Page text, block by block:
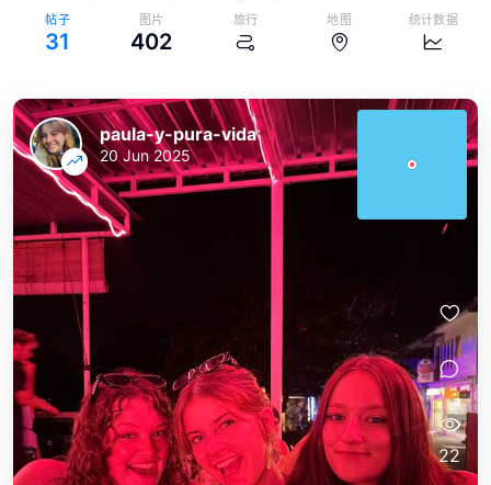
帖子
31
图片
402
旅行 地图 统计数据
paula-y-pura-vida
20 Jun 2025
22